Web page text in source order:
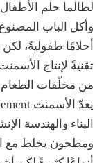
لطالما حلم
وأكل الباب
أحلامًا طفوليةً،
من مخلّفات
البناء والهندسة
ومطحون يخلط مع